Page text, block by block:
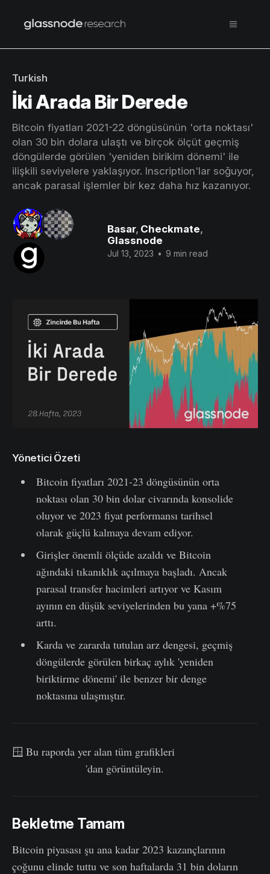
Turkish
İki Arada Bir Derede
Bitcoin fiyatları 2021-22 döngüsünün 'orta noktası'
olan 30 bin dolara ulaştı ve birçok ölçüt geçmiş
döngülerde görülen 'yeniden birikim dönemi' ile
ilişkili seviyelere yaklaşıyor. Inscription'lar soğuyor,
ancak parasal işlemler bir kez daha hız kazanıyor.
Basar, Checkmate,
Glassnode
Jul 13, 2023 • 9 min read
Yönetici Özeti
Bitcoin fiyatları 2021-23 döngüsünün orta
noktası olan 30 bin dolar civarında konsolide
oluyor ve 2023 fiyat performansı tarihsel
olarak güçlü kalmaya devam ediyor.
Girişler önemli ölçüde azaldı ve Bitcoin
ağındaki tıkanıklık açılmaya başladı. Ancak
parasal transfer hacimleri artıyor ve Kasım
ayının en düşük seviyelerinden bu yana +%75
arttı.
Karda ve zararda tutulan arz dengesi, geçmiş
döngülerde görülen birkaç aylık 'yeniden
biriktirme dönemi' ile benzer bir denge
noktasına ulaşmıştır.
🪟 Bu raporda yer alan tüm grafikleri
'dan görüntüleyin.
Bekletme Tamam
Bitcoin piyasası şu ana kadar 2023 kazançlarının
çoğunu elinde tuttu ve son haftalarda 31 bin doların